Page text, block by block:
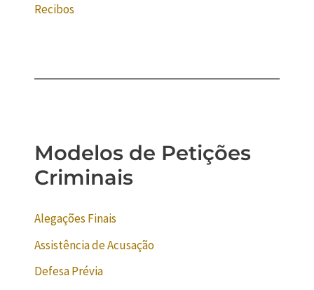
Recibos
Modelos de Petições
Criminais
Alegações Finais
Assistência de Acusação
Defesa Prévia